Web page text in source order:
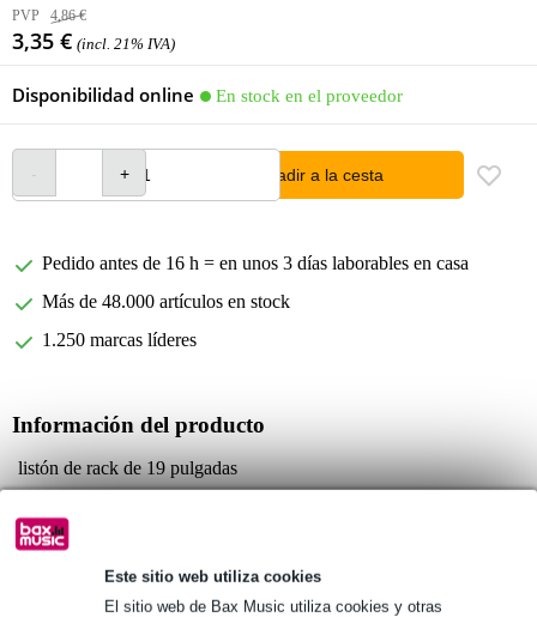
Este sitio web utiliza cookies
El sitio web de Bax Music utiliza cookies y otras
PVP 4,86 €
3,35 € (incl. 21% IVA)
Disponibilidad online En stock en el proveedor
añadir a la cesta
Pedido antes de 16 h = en unos 3 días laborables en casa
Más de 48.000 artículos en stock
1.250 marcas líderes
Información del producto
listón de rack de 19 pulgadas
grosor: 2 mm
Especificaciones completas